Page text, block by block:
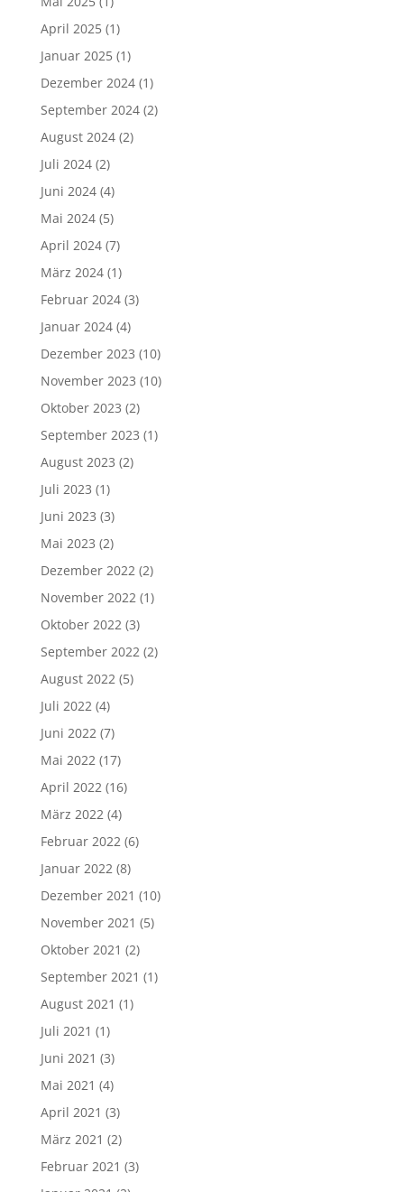
April 2025(1)
Januar 2025(1)
Dezember 2024(1)
September 2024(2)
August 2024(2)
Juli 2024(2)
Juni 2024(4)
Mai 2024(5)
April 2024(7)
März 2024(1)
Februar 2024(3)
Januar 2024(4)
Dezember 2023 (10)
November 2023 (10)
Oktober 2023 (2)
September 2023 (1)
August 2023 (2)
Juli 2023 (1)
Juni 2023 (3)
Mai 2023 (2)
Dezember 2022 (2)
November 2022 (1)
Oktober 2022 (3)
September 2022 (2)
August 2022 (5)
Juli 2022 (4)
Juni 2022 (7)
Mai 2022 (17)
April 2022 (16)
März 2022 (4)
Februar 2022 (6)
Januar 2022 (8)
Dezember 2021 (10)
November 2021 (5)
Oktober 2021 (2)
September 2021 (1)
August 2021 (1)
Juli 2021 (1)
Juni 2021 (3)
Mai 2021 (4)
April 2021 (3)
März 2021 (2)
Februar 2021 (3)